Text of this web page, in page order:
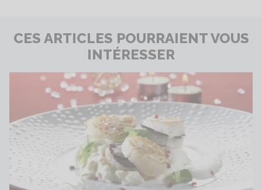
CES ARTICLES POURRAIENT VOUS
INTÉRESSER